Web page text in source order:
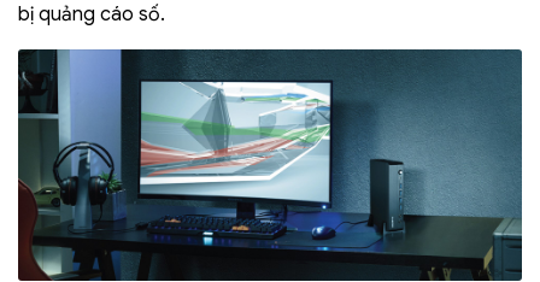
bị quảng cáo số.